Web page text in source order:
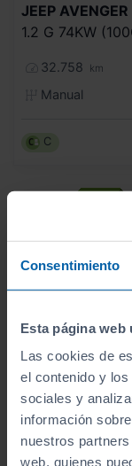
Consentimiento
Esta página web
Las cookies de
el contenido y
sociales y
información
nuestros
web, quienes
JEEP AVENGER
1.2 G 74KW
32.758 km
Manual
C